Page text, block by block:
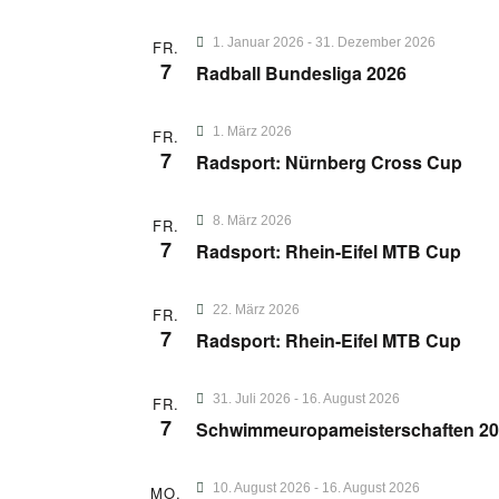
FR.
7 Radball Bundesliga 2026
1. Januar 2026 - 31. Dezember 2026
FR.
7 Radsport: Nürnberg Cross Cup
1. März 2026
FR.
7 Radsport: Rhein-Eifel MTB Cup
8. März 2026
FR.
7 Radsport: Rhein-Eifel MTB Cup
22. März 2026
FR.
7 Schwimmeuropameisterschaften
31. Juli 2026 - 16. August 2026
MO. 10. August 2026 - 16. August 2026